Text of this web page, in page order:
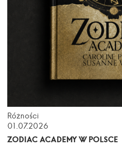
Różności
01.07.2026
ZODIAC ACADEMY W POLSCE